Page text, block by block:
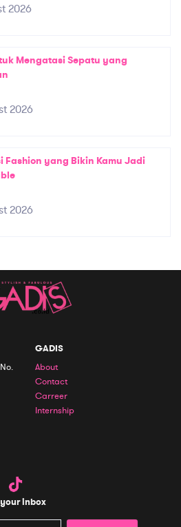
2026
Mengatasi Sepatu yang
2026
Fashion yang Bikin Kamu Jadi
2026
GADIS
About
Contact
Carreer
Internship
inbox